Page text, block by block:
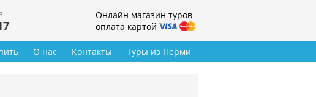
Онлайн магазин туров
оплата картой
Туры из Перми
О нас Контакты